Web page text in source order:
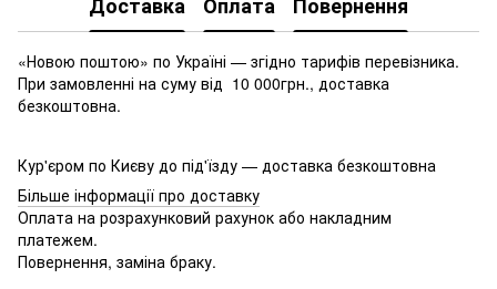
«Новою поштою» по Україні — згідно тарифів перевізника.
При замовленні на суму від 10 000грн., доставка
безкоштовна.
Кур'єром по Києву до під'їзду — доставка безкоштовна
Більше інформації про доставку
Оплата на розрахунковий рахунок або накладним
платежем.
Повернення, заміна браку.